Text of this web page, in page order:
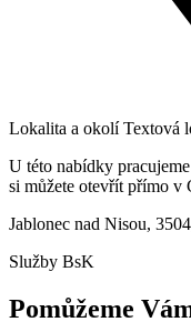
Lokalita a okolí Textová
U této nabídky
si můžete otevřít přímo v
Jablonec nad Nisou,
Služby BsK
Pomůžeme